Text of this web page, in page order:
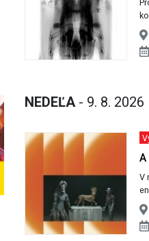
NEDEĽA - 9. 8. 2026
V